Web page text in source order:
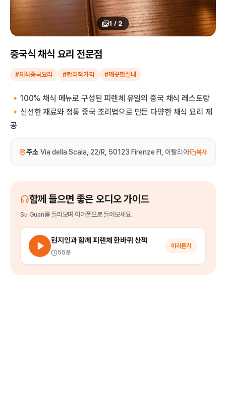
1 / 2
중국식 채식 요리 전문점
#채식중국요리 #합리적가격 #깨끗한실내
🔸100% 채식 메뉴로 구성된 피렌체 유일의 중국 채식 레스토랑
🔸신선한 재료와 정통 중국 조리법으로 만든 다양한 채식 요리 제
공
주소 Via della Scala, 22/R, 50123 Firenze FI, 이탈리아 복사
함께 들으면 좋은 오디오 가이드
Su Guan를들러보며 이어폰으로 들어보세요.
현지인과 함께 피렌체 한바퀴 산책
55분
미리듣기